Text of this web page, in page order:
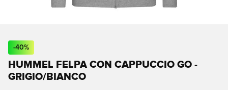
-40%
HUMMEL FELPA CON CAPPUCCIO GO -
GRIGIO/BIANCO